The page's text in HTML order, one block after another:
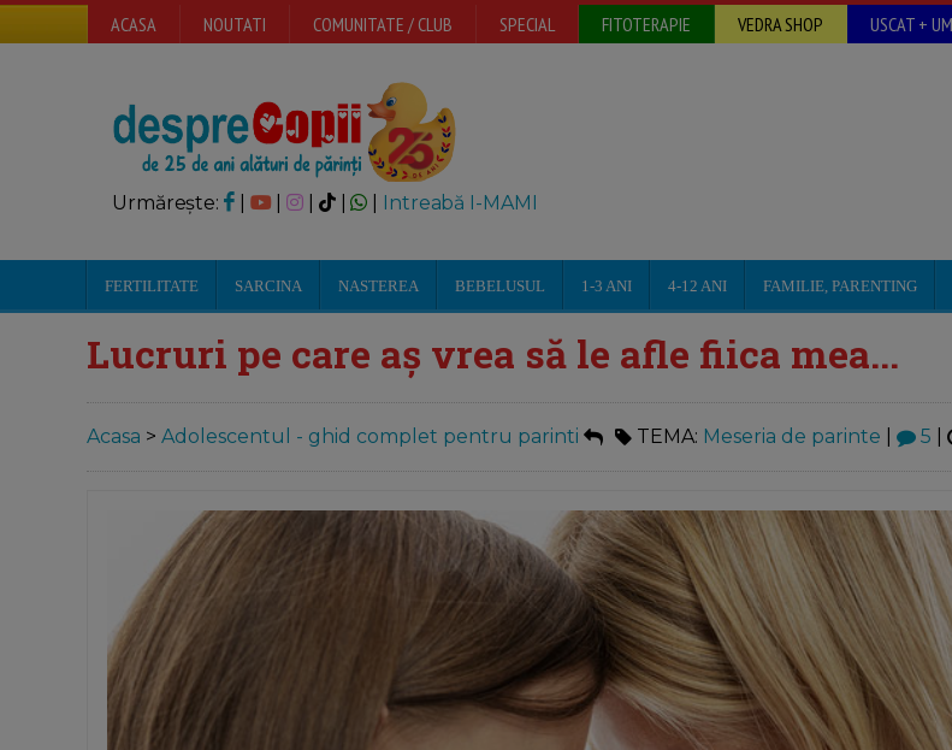
ACASA NOUTATI COMUNITATE / CLUB SPECIAL FITOTERAPIE VEDRA SHOP USCAT +
Urmărește: | | Intreabă I-MAMI
FERTILITATE SARCINA NASTEREA BEBELUSUL 1-3 ANI 4-12 ANI FAMILIE, PARENTING
Lucruri pe care aș vrea să le afle fiica mea...
Acasa > Adolescentul - ghid complet pentru parinti TEMA: Meseria de parinte 5